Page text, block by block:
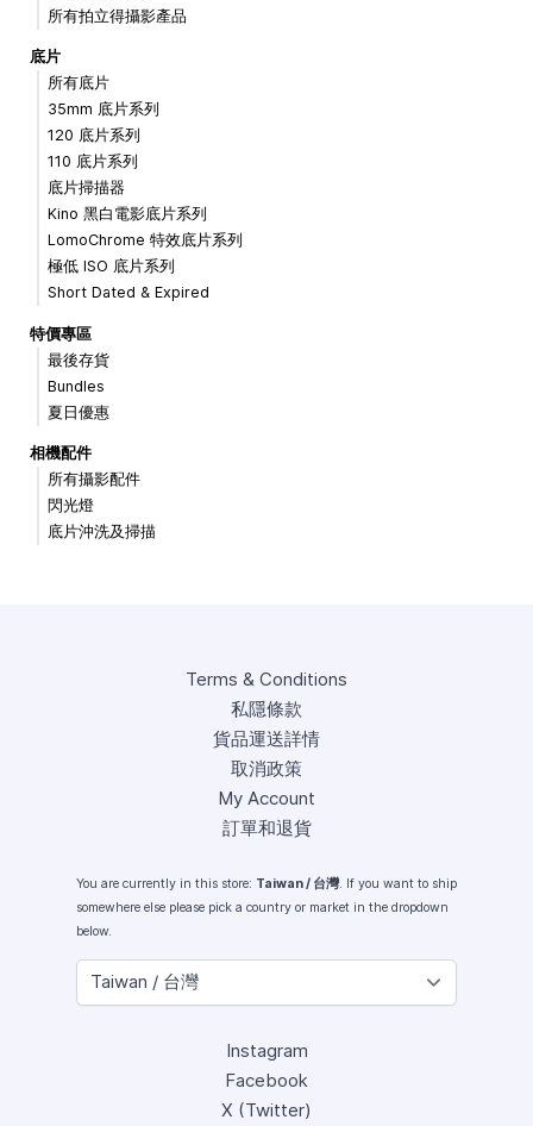
所有拍立得攝影產品
底片
所有底片
35mm 底片系列
120 底片系列
110 底片系列
底片掃描器
Kino 黑白電影底片系列
LomoChrome 特效底片系列
極低 ISO 底片系列
Short Dated & Expired
特價專區
最後存貨
Bundles
夏日優惠
相機配件
所有攝影配件
閃光燈
底片沖洗及掃描
Terms & Conditions
私隱條款
貨品運送詳情
取消政策
My Account
訂單和退貨
You are currently in this store: Taiwan / 台灣. If you want to ship
somewhere else please pick a country or market in the dropdown
below.
Instagram
Facebook
X (Twitter)